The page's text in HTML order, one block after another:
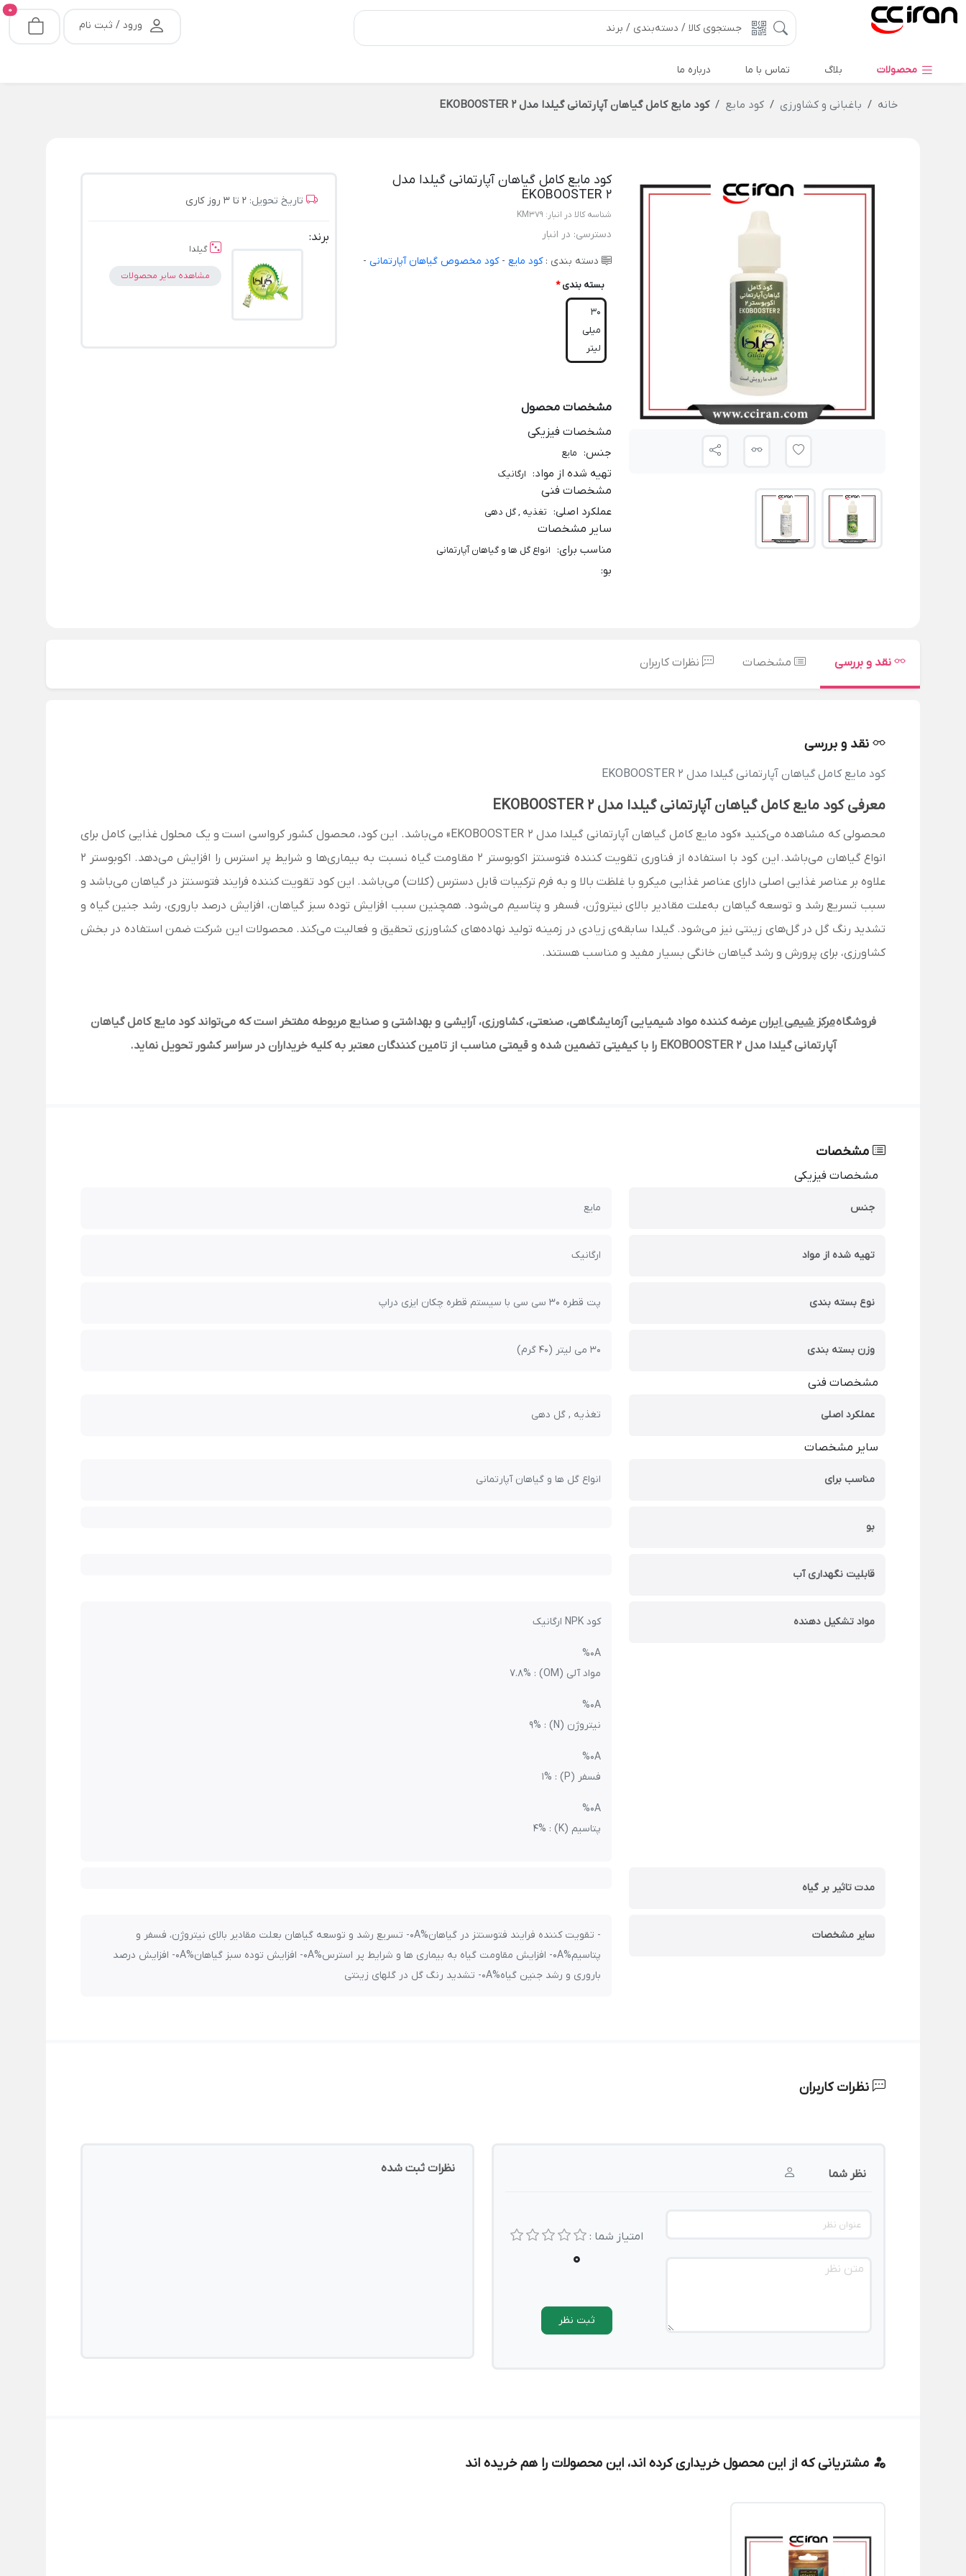
ورود / ثبت نام
0
محصولات بلاگ تماس با ما درباره ما
خانه باغبانی و کشاورزی کود مایع کود مایع کامل گیاهان آپارتمانی گیلدا مدل EKOBOOSTER 2
کود مایع کامل گیاهان آپارتمانی گیلدا مدل
EKOBOOSTER 2
شناسه کالا در انبار: KM379
دسترسی: در انبار
دسته بندی :کود مایع -کود مخصوص گیاهان آپارتمانی -
بسته بندی *
30
میلی
لیتر
مشخصات محصول
مشخصات فیزیکی
جنس: مایع
تهیه شده از مواد: ارگانیک
مشخصات فنی
عملکرد اصلی: تغذیه , گل دهی
سایر مشخصات
مناسب برای: انواع گل ها و گیاهان آپارتمانی
بو:
تاریخ تحویل: 2 تا 3 روز کاری
برند:
گیلدا
مشاهده سایر محصولات
نقد و بررسی مشخصات نظرات کاربران
نقد و بررسی
کود مایع کامل گیاهان آپارتمانی گیلدا مدل EKOBOOSTER 2
معرفی کود مایع کامل گیاهان آپارتمانی گیلدا مدل EKOBOOSTER 2
محصولی که مشاهده می‌کنید «کود مایع کامل گیاهان آپارتمانی گیلدا مدل EKOBOOSTER 2» می‌باشد. این کود، محصول کشور کرواسی است و یک محلول غذایی کامل برای
انواع گیاهان می‌باشد.
این کود با استفاده از فناوری تقویت کننده فتوسنتز اکوبوستر ۲ مقاومت گیاه نسبت به بیماری‌ها و شرایط پر استرس را افزایش می‌دهد. اکوبوستر ۲
علاوه بر عناصر غذایی اصلی دارای عناصر غذایی میکرو با غلظت بالا و به فرم ترکیبات قابل دسترس (کلات) می‌باشد. این کود تقویت کننده فرایند فتوسنتز در گیاهان می‌باشد و
سبب تسریع رشد و توسعه گیاهان به‌علت مقادیر بالای نیتروژن، فسفر و پتاسیم می‌شود. همچنین سبب افزایش توده سبز گیاهان، افزایش درصد باروری، رشد جنین گیاه و
تشدید رنگ گل در گل‌های زینتینیز می‌شود. گیلدا سابقه‌ی زیادی در زمینه‌ تولید نهاده‌های کشاورزی تحقیق و فعالیت می‌کند. محصولات این شرکت ضمن استفاده در بخش
کشاورزی، برای پرورش و رشد گیاهان خانگی بسیار مفید و مناسب هستند.
فروشگاهمرکز شیمی ایران عرضه کننده مواد شیمیایی آزمایشگاهی، صنعتی، کشاورزی، آرایشی و بهداشتی و صنایع مربوطه مفتخر است که می‌تواند کود مایع کامل گیاهان
آپارتمانی گیلدا مدل EKOBOOSTER 2 را با کیفیتی تضمین شده و قیمتی مناسب از تامین کنندگان معتبر به کلیه خریداران در سراسر کشور تحویل نماید.
مشخصات
مشخصات فیزیکی
جنس مایع
تهیه شده از مواد ارگانیک
نوع بسته بندی پت قطره 30 سی سی با سیستم قطره چکان ایزی دراپ
وزن بسته بندی 30 می لیتر (40 گرم)
مشخصات فنی
عملکرد اصلی تغذیه , گل دهی
سایر مشخصات
مناسب برای انواع گل ها و گیاهان آپارتمانی
بو
قابلیت نگهداری آب
مواد تشکیل دهنده کود NPK ارگانیک
%0A
مواد آلی (OM) : 7.8%
%0A
نیتروژن (N) : 9%
%0A
فسفر (P) : 1%
%0A
پتاسیم (K) : 4%
مدت تاثیر بر گیاه
سایر مشخصات
- تقویت کننده فرایند فتوسنتز در گیاهان%0A- تسریع رشد و توسعه گیاهان بعلت مقادیر بالای نیتروژن، فسفر و
پتاسیم%0A- افزایش مقاومت گیاه به بیماری ها و شرایط پر استرس%0A- افزایش توده سبز گیاهان%0A- افزایش درصد
باروری و رشد جنین گیاه%0A- تشدید رنگ گل در گلهای زینتی
نظرات کاربران
نظر شما
امتیاز شما :
0
ثبت نظر
نظرات ثبت شده
مشتریانی که از این محصول خریداری کرده اند، این محصولات را هم خریده اند